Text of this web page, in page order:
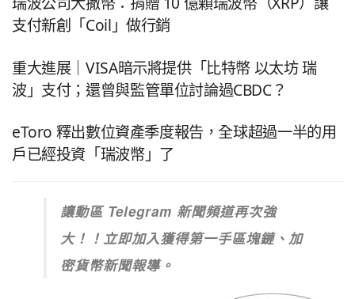
支付新創「Coil」做行銷
重大進展｜VISA暗示將提供「比特幣 以太坊 瑞
波」支付；還曾與監管單位討論過CBDC？
eToro 釋出數位資產季度報告，全球超過一半的用
戶已經投資「瑞波幣」了
讓動區 Telegram 新聞頻道再次強
大！！立即加入獲得第一手區塊鏈、加
密貨幣新聞報導。